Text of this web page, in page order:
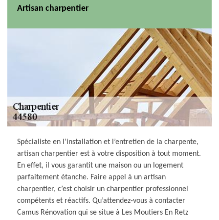
Artisan charpentier
Spécialiste en l’installation et l’entretien de la charpente,
artisan charpentier est à votre disposition à tout moment.
En effet, il vous garantit une maison ou un logement
parfaitement étanche. Faire appel à un artisan
charpentier, c’est choisir un charpentier professionnel
compétents et réactifs. Qu’attendez-vous à contacter
Camus Rénovation qui se situe à Les Moutiers En Retz